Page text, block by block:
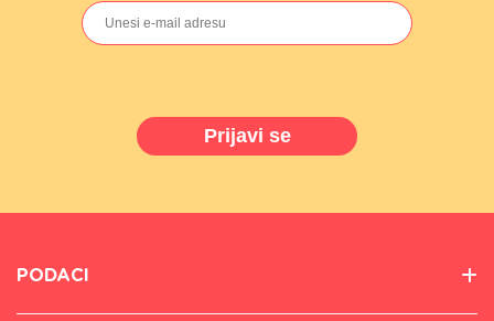
Prijavi se
PODACI